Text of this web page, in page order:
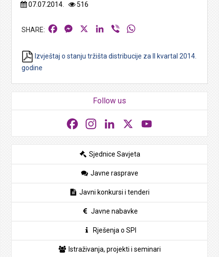
07.07.2014. 516
FacebookMessengerLinkedIn
Viber
Izvještaj o stanju tržišta distribucije za II kvartal 2014.
godine
Follow us
FacebookInstagramLinkedIn
Sjednice Savjeta
Javne rasprave
Javni konkursi i tenderi
Javne nabavke
Rješenja o SPI
Istraživanja, projekti i seminari